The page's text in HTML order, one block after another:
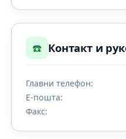
☎️ Контакт и
Главни телефон:
Е-пошта:
Факс: